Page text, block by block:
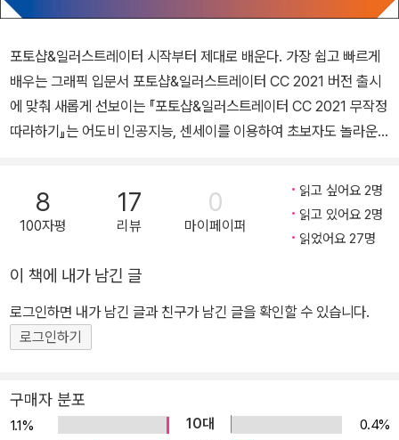
포토샵&일러스트레이터 시작부터 제대로 배운다. 가장 쉽고 빠르게
배우는 그래픽 입문서 포토샵&일러스트레이터 CC 2021 버전 출시
에 맞춰 새롭게 선보이는 『포토샵&일러스트레이터 CC 2021 무작정
따라하기』는 어도비 인공지능, 센세이를 이용하여 초보자도 놀라운
부터 편집 작업, 다양한 디자인 작업에 이르기까지 복잡한 단계를 거
쳐야 했던 과정은 인공지능 기술을 이용하여 몇 번의 클릭만으로도
쉽고 간단하게 처리가 가능하게 되었다. 『포토샵&일러스트레이터 C
토샵과 일러스트레이터를 배울 수 있도록 구성한 책이다. 포토샵과
일러스트레이터의 기능을 이해하고 직접 따라하면서 배울 수 있도록
핵심 기능과 실무 예제를 연계하여 설명하였고, 체계적이고 효율적인
학습을 위해 학습 기준을 제시한다. 광대한 기능 속에서 헤매지 않도
코너를 제공하며, 학습 시 궁금한 점은 「왜? Why?」, 「길벗 독자지원
센터」를 통해 바로 해결할 수 있다. 또한 신기능을 빠르게 학습할 수
8
100자평
17
리뷰
0
마이페이퍼
읽고 싶어요 2명
읽고 있어요 2명
읽었어요 27명
이 책에 내가 남긴 글
로그인하면 내가 남긴 글과 친구가 남긴 글을 확인할 수 있습니다.
로그인하기
구매자 분포
1.1% 10대
0.4%